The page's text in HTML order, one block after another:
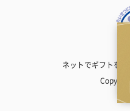
ネットでギフトを贈